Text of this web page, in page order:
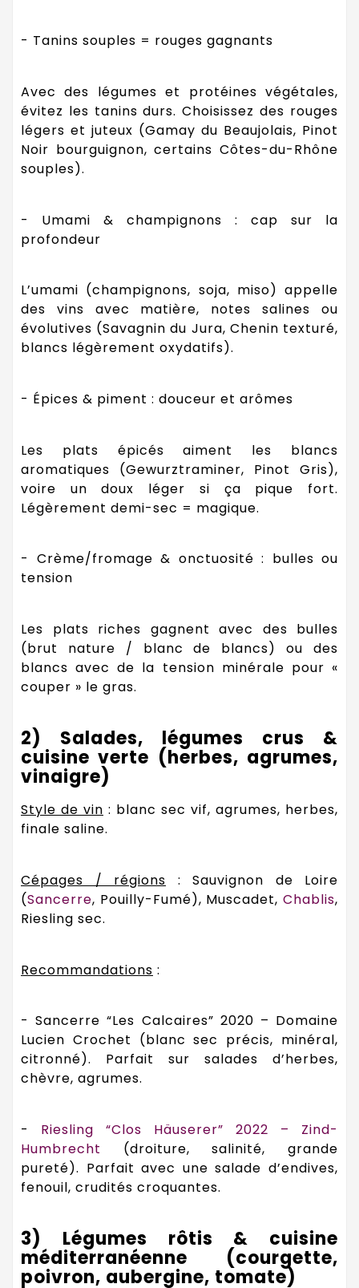
- Tanins souples = rouges gagnants
Avec des légumes et protéines végétales,
évitez les tanins durs. Choisissez des rouges
légers et juteux (Gamay du Beaujolais, Pinot
Noir bourguignon, certains Côtes-du-Rhône
souples).
- Umami & champignons : cap sur la
profondeur
L’umami (champignons, soja, miso) appelle
des vins avec matière, notes salines ou
évolutives (Savagnin du Jura, Chenin texturé,
blancs légèrement oxydatifs).
- Épices & piment : douceur et arômes
Les plats épicés aiment les blancs
aromatiques (Gewurztraminer, Pinot Gris),
voire un doux léger si ça pique fort.
Légèrement demi-sec = magique.
- Crème/fromage & onctuosité : bulles ou
tension
Les plats riches gagnent avec des bulles
(brut nature / blanc de blancs) ou des
blancs avec de la tension minérale pour «
couper » le gras.
2) Salades, légumes crus &
cuisine verte (herbes, agrumes,
vinaigre)
Style de vin : blanc sec vif, agrumes, herbes,
finale saline.
Cépages / régions : Sauvignon de Loire
(Sancerre, Pouilly-Fumé), Muscadet, Chablis,
Riesling sec.
Recommandations :
- Sancerre “Les Calcaires” 2020 – Domaine
Lucien Crochet (blanc sec précis, minéral,
citronné). Parfait sur salades d’herbes,
chèvre, agrumes.
- Riesling “Clos Häuserer” 2022 – Zind-
Humbrecht (droiture, salinité, grande
pureté). Parfait avec une salade d’endives,
fenouil, crudités croquantes.
3) Légumes rôtis & cuisine
méditerranéenne (courgette,
poivron, aubergine, tomate)